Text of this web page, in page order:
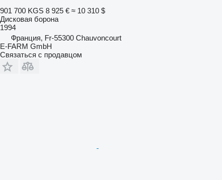
901 700 KGS 8 925 € ≈ 10 310 $
Дисковая борона
1994
Франция, Fr-55300 Chauvoncourt
E-FARM GmbH
Связаться с продавцом